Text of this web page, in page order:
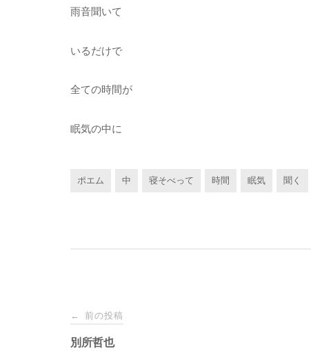
雨音聞いて
いるだけで
全ての時間が
眠気の中に
ポエム 中 寝そべって 時間 眠気 聞く
投
稿
← 前の投稿
別所哲也